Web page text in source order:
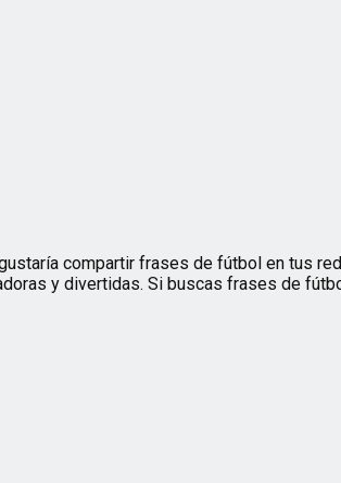
compartir frases de fútbol en tus
y divertidas. Si buscas frases de